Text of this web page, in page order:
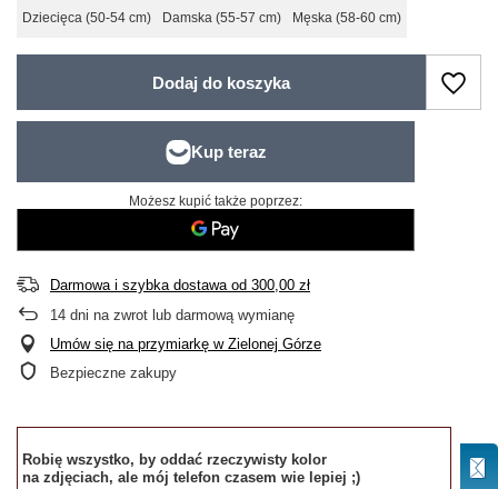
Dziecięca (50-54 cm) Damska (55-57 cm) Męska (58-60 cm)
Dodaj do koszyka
Możesz kupić także poprzez:
Darmowa i szybka dostawaod 300,00 zł
14 dni na zwrot lub darmową wymianę
Umów się na przymiarkę w Zielonej Górze
Bezpieczne zakupy
Robię wszystko, by oddać rzeczywisty kolor
na zdjęciach, ale mój telefon czasem wie lepiej ;)